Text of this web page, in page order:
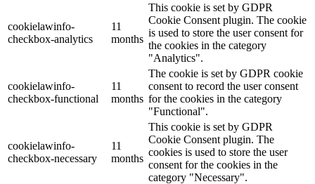
cookielawinfo-
checkbox-analytics
11
months
This cookie is set by GDPR
Cookie Consent plugin. The cookie
is used to store the user consent for
the cookies in the category
"Analytics".
cookielawinfo-
checkbox-functional
11
months
The cookie is set by GDPR cookie
consent to record the user consent
for the cookies in the category
"Functional".
cookielawinfo-
checkbox-necessary
11
months
This cookie is set by GDPR
Cookie Consent plugin. The
cookies is used to store the user
consent for the cookies in the
category "Necessary".